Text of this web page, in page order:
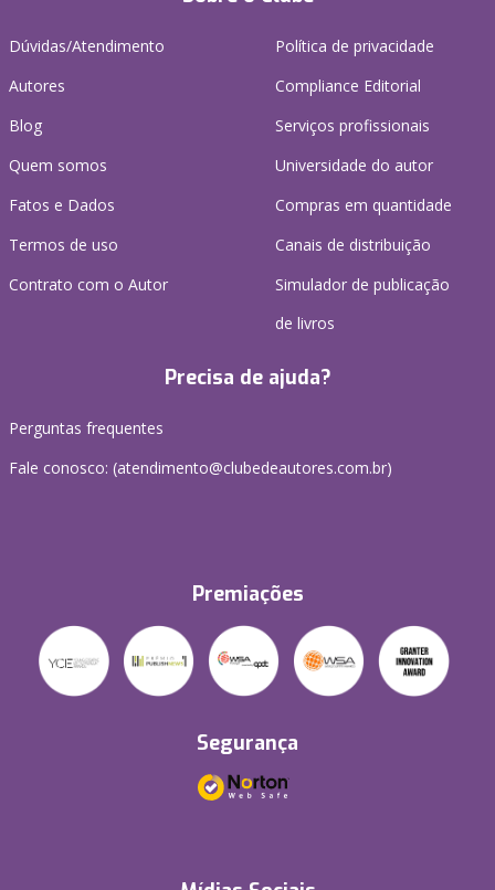
Dúvidas/Atendimento
Autores
Blog
Quem somos
Fatos e Dados
Termos de uso
Contrato com o Autor
Política de privacidade
Compliance Editorial
Serviços profissionais
Universidade do autor
Compras em quantidade
Canais de distribuição
Simulador de publicação
de livros
Precisa de ajuda?
Perguntas frequentes
Fale conosco: (atendimento@clubedeautores.com.br)
Premiações
Segurança